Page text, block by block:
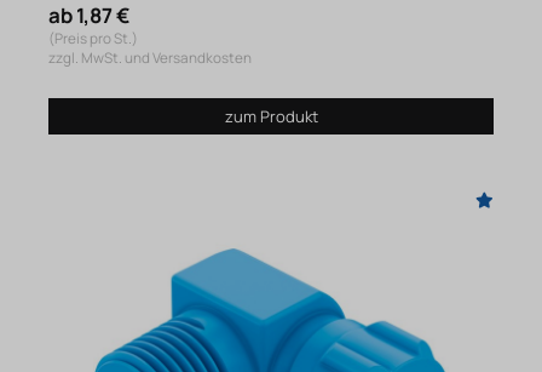
ab 1,87 €
(Preis pro St.)
zzgl. MwSt. und Versandkosten
zum Produkt